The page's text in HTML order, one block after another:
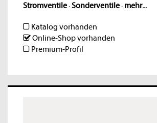
Stromventile·Sonderventile· mehr...
Katalog vorhanden
Online-Shop vorhanden
Premium-Profil